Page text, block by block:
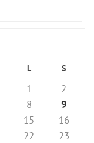
L S
1
2
8
9
15
16
22
23